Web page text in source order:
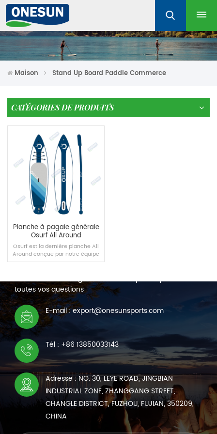
Maison Stand Up Board Paddle Commerce
CATÉGORIES DE PRODUITS
Planche à pagaie générale
Osurf All Around
Osurf est la dernière planche All
Around conçue par notre équipe
en 2022.
LIRE LA SUITE
NOUS CONTACTER
Nous sommes en ligne 7*24 heures pour répondre à
toutes vos questions
E-mail : export@onesunsports.com
Tél : +86 13850033143
Adresse : NO. 30, LEYE ROAD, JINGBIAN
INDUSTRIAL ZONE, ZHANGGANG STREET,
CHANGLE DISTRICT, FUZHOU, FUJIAN, 350209,
CHINA